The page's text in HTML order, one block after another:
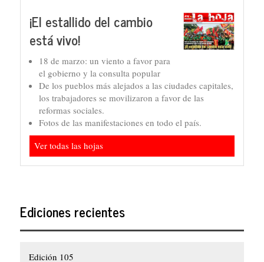
¡El estallido del cambio
está vivo!
18 de marzo: un viento a favor para
el gobierno y la consulta popular
De los pueblos más alejados a las ciudades capitales,
los trabajadores se movilizaron a favor de las
reformas sociales.
Fotos de las manifestaciones en todo el país.
Ver todas las hojas
Ediciones recientes
Edición 105